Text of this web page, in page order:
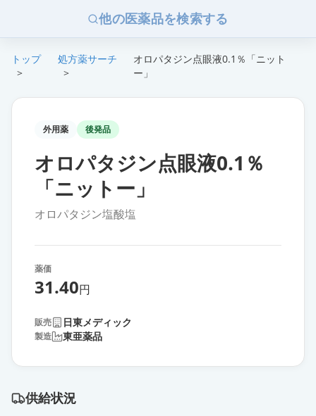
他の医薬品を検索する
トップ
>
処方薬サーチ
>
オロパタジン点眼液0.1％「ニット
ー」
外用薬 後発品
オロパタジン点眼液0.1％
「ニットー」
オロパタジン塩酸塩
薬価
31.40円
販売 日東メディック
製造 東亜薬品
供給状況